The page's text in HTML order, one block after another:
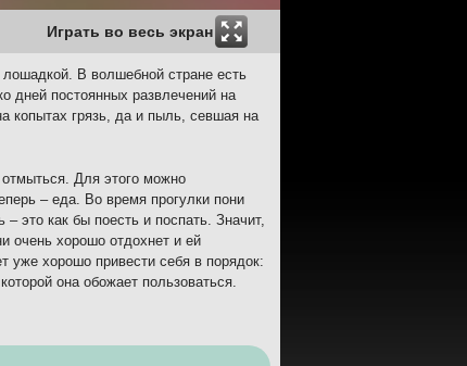
Играть во весь экран
лошадкой. В волшебной стране есть
дней постоянных развлечений на
копытах грязь, да и пыль, севшая на
Для этого можно
– еда. Во время прогулки пони
это как бы поесть и поспать. Значит,
очень хорошо отдохнет и ей
уже хорошо привести себя в порядок:
она обожает пользоваться.